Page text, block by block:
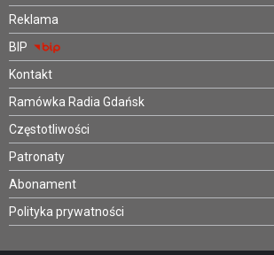
Reklama
BIP
Kontakt
Ramówka Radia Gdańsk
Częstotliwości
Patronaty
Abonament
Polityka prywatności